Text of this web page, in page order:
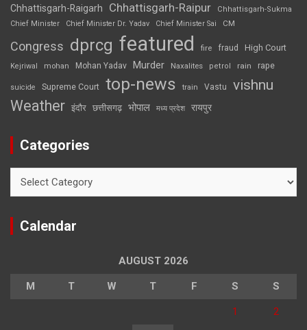
Chhattisgarh-Raigarh Chhattisgarh-Raipur
Chhattisgarh-Sukma
Chief Minister
Chief Minister Dr. Yadav Chief Minister Sai CM
Congress dprcg featured fire fraud High Court
Kejriwal mohan Mohan Yadav Murder Naxalites petrol rain rape
suicide Supreme Court top-news train Vastu vishnu
Weather इंदौर छत्तीसगढ़ भोपाल मध्य प्रदेश रायपुर
Categories
Calendar
AUGUST 2026
M T W T F S S
1 2